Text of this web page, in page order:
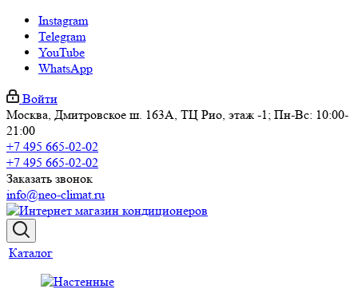
Instagram
Telegram
YouTube
WhatsApp
Войти
Москва, Дмитровское ш. 163А, ТЦ Рио, этаж -1; Пн-Вс: 10:00-
21:00
+7 495 665-02-02
+7 495 665-02-02
Заказать звонок
info@neo-climat.ru
Каталог